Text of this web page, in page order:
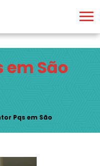
em São
Pqs em São